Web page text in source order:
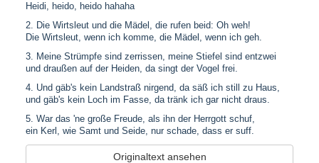
Heidi, heido, heido hahaha
2. Die Wirtsleut und die Mädel, die rufen beid: Oh weh!
Die Wirtsleut, wenn ich komme, die Mädel, wenn ich geh.
3. Meine Strümpfe sind zerrissen, meine Stiefel sind entzwei
und draußen auf der Heiden, da singt der Vogel frei.
4. Und gäb's kein Landstraß nirgend, da säß ich still zu Haus,
und gäb's kein Loch im Fasse, da tränk ich gar nicht draus.
5. War das 'ne große Freude, als ihn der Herrgott schuf,
ein Kerl, wie Samt und Seide, nur schade, dass er suff.
Originaltext ansehen